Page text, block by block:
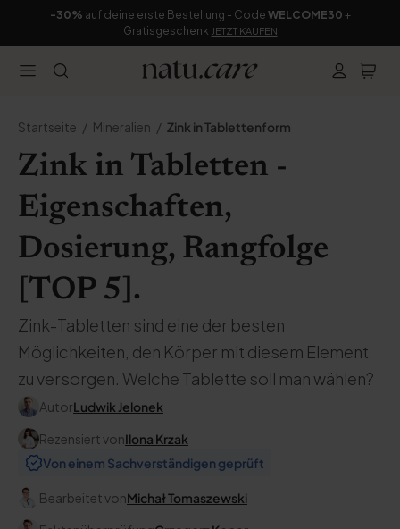
-30% auf deine erste Bestellung - Code WELCOME30 +
Gratisgeschenk JETZT KAUFEN
Startseite Mineralien Zink in Tablettenform
Zink in Tabletten -
Eigenschaften,
Dosierung, Rangfolge
[TOP 5].
Zink-Tabletten sind eine der besten
Möglichkeiten, den Körper mit diesem Element
zu versorgen. Welche Tablette soll man wählen?
AutorLudwik Jelonek
Rezensiert vonIlona Krzak
Von einem Sachverständigen geprüft
Bearbeitet vonMichał Tomaszewski